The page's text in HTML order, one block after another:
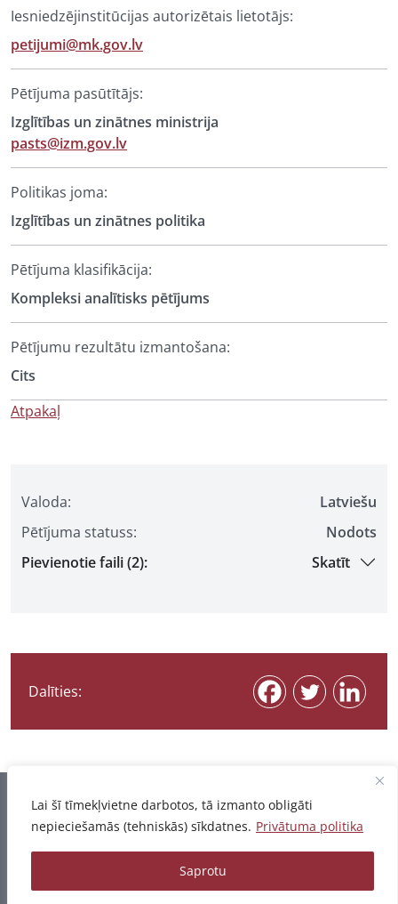
Lai šī tīmekļvietne darbotos, tā izmanto obligāti
nepieciešamās (tehniskās) sīkdatnes. Privātuma politika
Saprotu
Valoda:
Latviešu
Pētījuma statuss:
Nodots
Pievienotie faili (2):
Skatīt
Dalīties:
Iesniedzējinstitūcijas autorizētais lietotājs:
petijumi@mk.gov.lv
Pētījuma pasūtītājs:
Izglītības un zinātnes ministrija
pasts@izm.gov.lv
Politikas joma:
Izglītības un zinātnes politika
Pētījuma klasifikācija:
Kompleksi analītisks pētījums
Pētījumu rezultātu izmantošana:
Cits
Atpakaļ
Informācija pēdējo reizi atjaunota 07.08.2026
© 2026 - Pētījumu un publikāciju datubāze